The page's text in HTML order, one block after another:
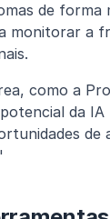
de forma
monitorar a
como a
da
de